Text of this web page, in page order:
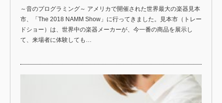
～音のプログラミング～ アメリカで開催された世界最大の楽器見本
市、「The 2018 NAMM Show」に行ってきました。見本市（トレー
ドショー）は、世界中の楽器メーカーが、今一番の商品を展示し
て、来場者に体験しても…